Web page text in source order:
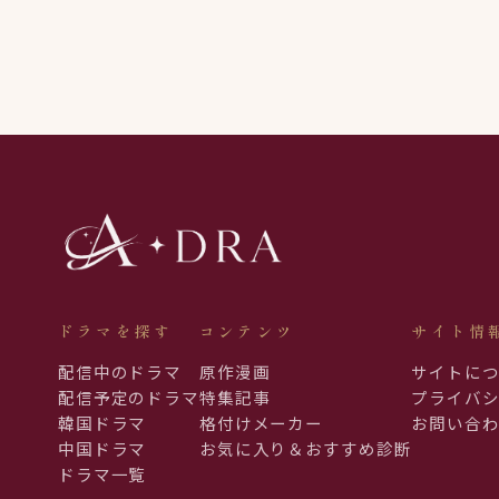
ドラマを探す
配信中のドラマ
配信予定のドラマ
韓国ドラマ
中国ドラマ
ドラマ一覧
コンテンツ
原作漫画
特集記事
格付けメーカー
お気に入り＆おすすめ診断
サイト情
サイトに
プライバ
お問い合